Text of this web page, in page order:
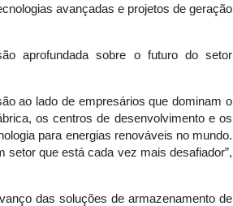
avançadas e projetos de geração
aprofundada sobre o futuro do setor
ao lado de empresários que dominam o
os centros de desenvolvimento e os
para energias renováveis no mundo.
que está cada vez mais desafiador”,
das soluções de armazenamento de